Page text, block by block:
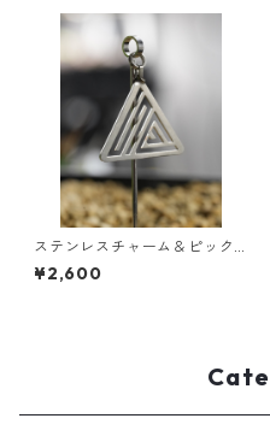
ステンレスチャーム＆ピック
セット｜SEEDRIC PLANTS ロ
ゴ｜鉢挿し対応・オールステ
¥2,600